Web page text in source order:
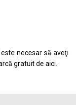
necesar să aveţi
gratuit de aici.